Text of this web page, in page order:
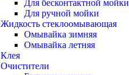
Для бесконтактной мойки
Для ручной мойки
Жидкость стеклоомывающая
Омывайка зимняя
Омывайка летняя
Клея
Очистители